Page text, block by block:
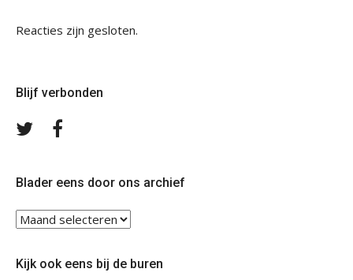
Reacties zijn gesloten.
Blijf verbonden
Volg
Blader eens door ons archief
Blader
ons
Kijk ook eens bij de buren